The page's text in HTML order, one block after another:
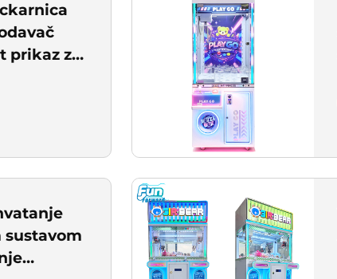
prikaz za